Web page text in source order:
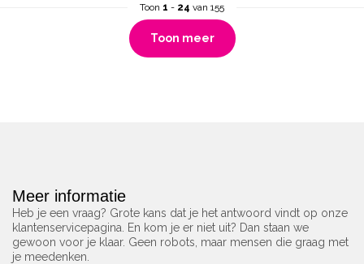
Toon 1 - 24 van 155
Toon meer
Meer informatie
Heb je een vraag? Grote kans dat je het antwoord vindt op onze
klantenservicepagina. En kom je er niet uit? Dan staan we
gewoon voor je klaar. Geen robots, maar mensen die graag met
je meedenken.